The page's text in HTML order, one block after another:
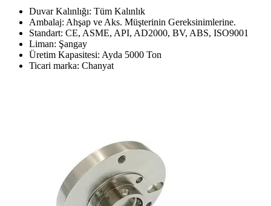
Duvar Kalınlığı: Tüm Kalınlık
Ambalaj: Ahşap ve Aks. Müşterinin Gereksinimlerine.
Standart: CE, ASME, API, AD2000, BV, ABS, ISO9001
Liman: Şangay
Üretim Kapasitesi: Ayda 5000 Ton
Ticari marka: Chanyat